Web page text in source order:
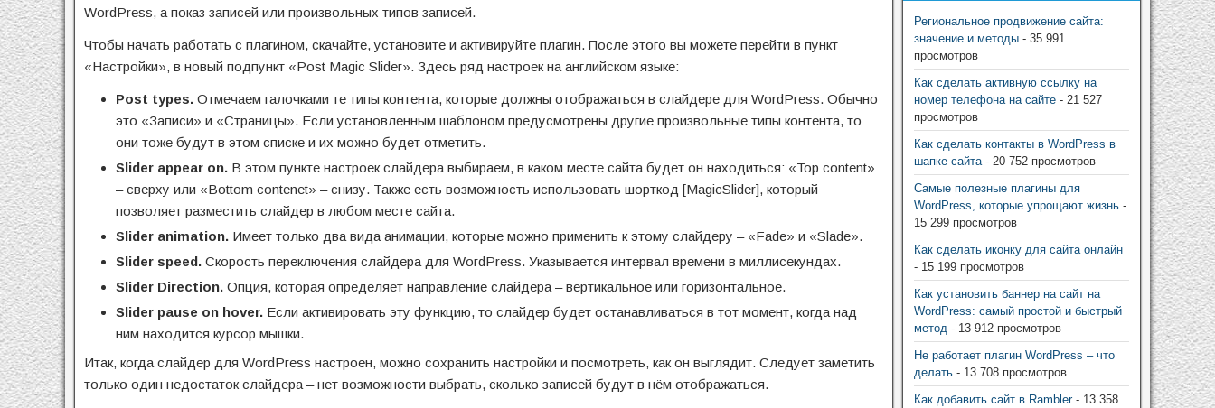
WordPress, а показ записей или произвольных типов записей.
Чтобы начать работать с плагином, скачайте, установите и активируйте плагин. После этого вы можете перейти в пункт
«Настройки», в новый подпункт «Post Magic Slider». Здесь ряд настроек на английском языке:
Post types. Отмечаем галочками те типы контента, которые должны отображаться в слайдере для WordPress. Обычно
это «Записи» и «Страницы». Если установленным шаблоном предусмотрены другие произвольные типы контента, то
они тоже будут в этом списке и их можно будет отметить.
Slider appear on. В этом пункте настроек слайдера выбираем, в каком месте сайта будет он находиться: «Top content»
– сверху или «Bottom contenet» – снизу. Также есть возможность использовать шорткод [MagicSlider], который
позволяет разместить слайдер в любом месте сайта.
Slider animation. Имеет только два вида анимации, которые можно применить к этому слайдеру – «Fade» и «Slade».
Slider speed. Скорость переключения слайдера для WordPress. Указывается интервал времени в миллисекундах.
Slider Direction. Опция, которая определяет направление слайдера – вертикальное или горизонтальное.
Slider pause on hover. Если активировать эту функцию, то слайдер будет останавливаться в тот момент, когда над
ним находится курсор мышки.
Итак, когда слайдер для WordPress настроен, можно сохранить настройки и посмотреть, как он выглядит. Следует заметить
только один недостаток слайдера – нет возможности выбрать, сколько записей будут в нём отображаться.
Региональное продвижение сайта:
значение и методы - 35 991
просмотров
Как сделать активную ссылку на
номер телефона на сайте - 21 527
просмотров
Как сделать контакты в WordPress в
шапке сайта- 20 752 просмотров
Самые полезные плагины для
WordPress, которые упрощают жизнь -
15 299 просмотров
Как сделать иконку для сайта онлайн
- 15 199 просмотров
Как установить баннер на сайт на
WordPress: самый простой и быстрый
метод - 13 912 просмотров
Не работает плагин WordPress – что
делать - 13 708 просмотров
Как добавить сайт в Rambler- 13 358